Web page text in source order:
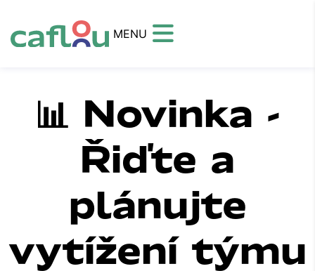
MENU
📊 Novinka -
Řiďte a
plánujte
vytížení týmu